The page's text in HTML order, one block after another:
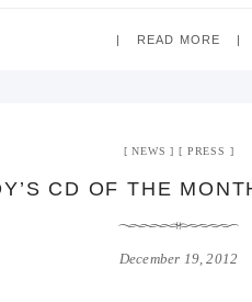
READ MORE
NEWS PRESS
CD OF THE
December 19, 2012